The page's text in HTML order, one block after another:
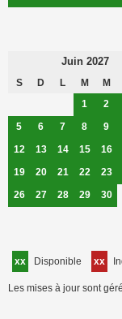
Juin 2027
S D L M M
1
2
5
6 7 8 9
12
13 14 15 16
19
20 21 22 23
26
27 28 29 30
xx Disponible xx
Les mises à jour sont